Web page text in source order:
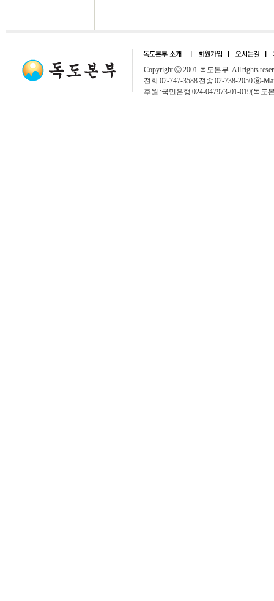
Copyright ⓒ 2001.독도본부. All rights
전화 02-747-3588 전송 02-738-2050 ⓔ-
후원 :국민은행 024-047973-01-019(독도